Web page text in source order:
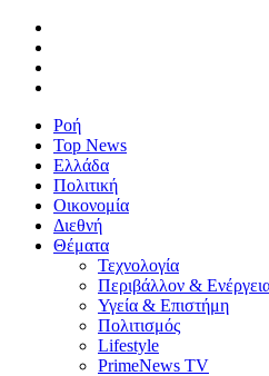
Ροή
Top News
Ελλάδα
Πολιτική
Οικονομία
Διεθνή
Θέματα
Τεχνολογία
Περιβάλλον &
Υγεία & Επιστήμη
Πολιτισμός
Lifestyle
PrimeNews TV